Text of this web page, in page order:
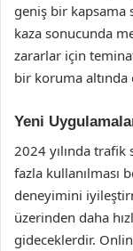
geniş bir kapsama
kaza sonucunda
zararlar için
bir koruma altında
Yeni
2024 yılında
fazla kullanılması
deneyimini
üzerinden daha
gideceklerdir.